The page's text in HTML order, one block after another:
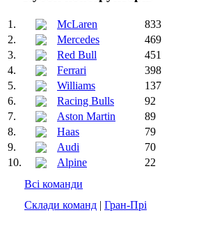
1. McLaren
833
2.
Mercedes
469
3.
Red Bull
451
4.
Ferrari
398
5.
Williams
137
6.
Racing Bulls
92
7.
Aston Martin
89
8.
Haas
79
9.
Audi
70
10.
Alpine
22
Всі команди
Склади команд | Гран-Прі